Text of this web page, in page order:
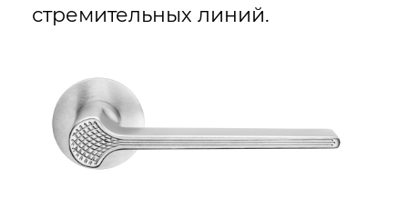
стремительных линий.